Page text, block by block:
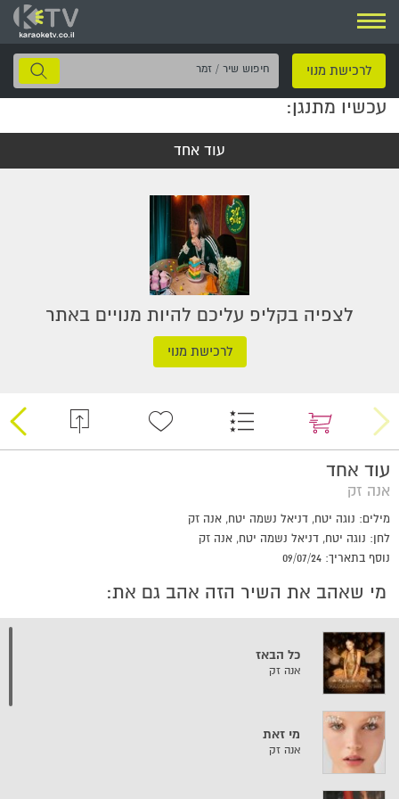
ניווט
לרכישת מנוי
חיפוש
שיר
עכשיו מתנגן:
עוד אחד
לצפיה בקליפ עליכם להיות מנויים באתר
לרכישת מנוי
עוד אחד
אנה זק
מילים: נוגה יטח, דניאל נשמה יטח, אנה זק
לחן: נוגה יטח, דניאל נשמה יטח, אנה זק
נוסף בתאריך: 09/07/24
מי שאהב את השיר הזה אהב גם את:
כל הבאז
אנה זק
מי זאת
אנה זק